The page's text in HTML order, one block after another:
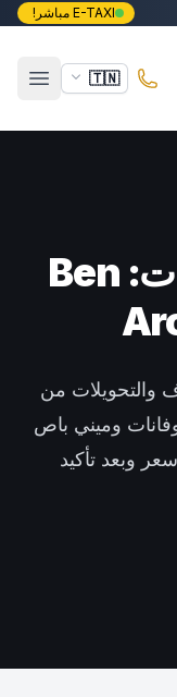
E-TAXI مباشر!
🇹🇳
فتح
تنقل مُدار للمؤسسات: Ben
والتحويلات من
وميني باص
بعرض سعر وبعد تأكيد